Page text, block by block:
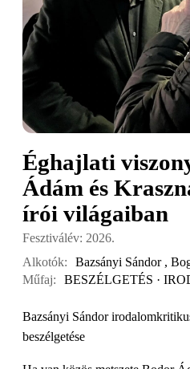
Éghajlati
Ádám és
írói világaiban
Fesztiválév: 2026.
Alkotók:
Bazsányi Sándor ,
Műfaj:
BESZÉLGETÉS ·
Bazsányi Sándor
beszélgetése